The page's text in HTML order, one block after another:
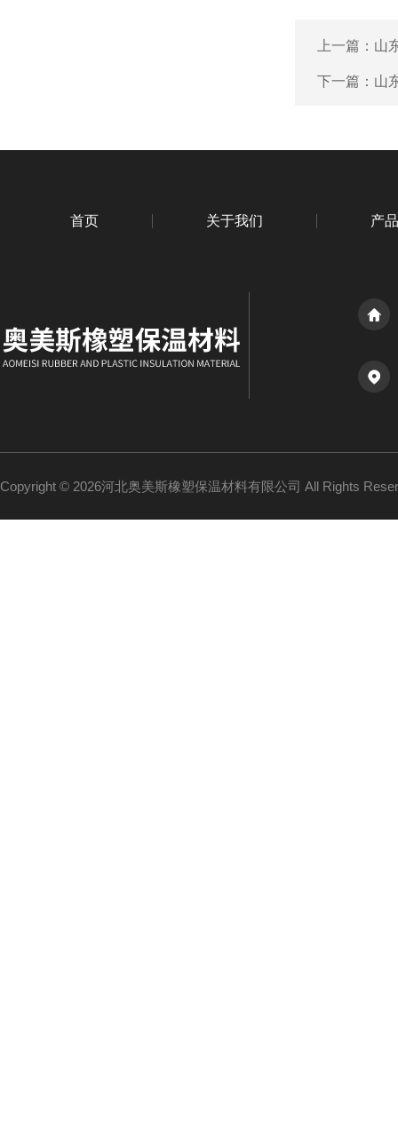
上一篇： 山
下一篇： 山
首页 关于我们 产
Copyright © 2026河北奥美斯橡塑保温材料有限公司 All Rights